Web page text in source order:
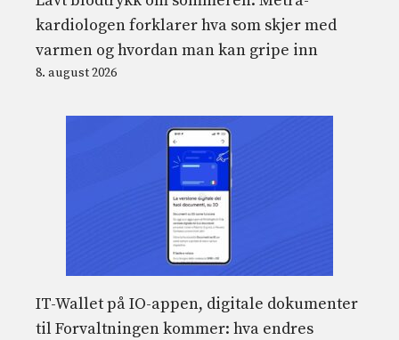
kardiologen forklarer hva som skjer med
varmen og hvordan man kan gripe inn
8. august 2026
IT-Wallet på IO-appen, digitale dokumenter
til Forvaltningen kommer: hva endres